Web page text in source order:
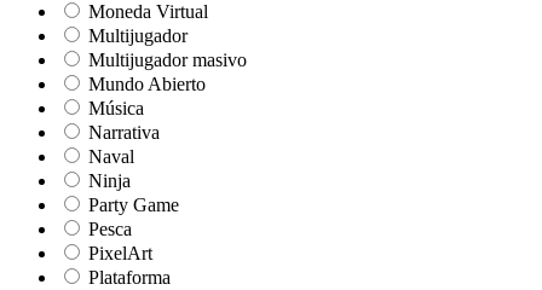
Moneda Virtual
Multijugador
Multijugador masivo
Mundo Abierto
Música
Narrativa
Naval
Ninja
Party Game
Pesca
PixelArt
Plataforma